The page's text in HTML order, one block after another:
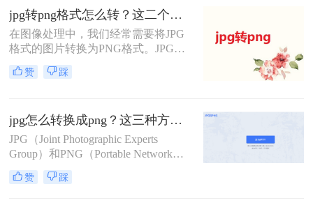
文将介绍三种将JPG转换成PNG格式
的方法，帮助您轻松实现格式转换。
jpg转png格式怎么转？这二个简单方法教会你！
​在图像处理中，我们经常需要将JPG
格式的图片转换为PNG格式。JPG是
一种有损压缩格式，而PNG是无损压
缩格式，能够更好地保留图像的细
JPG到PNG的转换。那么jpg转png格
式怎么转呢？下面将为您介绍两种常
用的方法。
赞 踩
jpg怎么转换成png？这三种方法学起来！
JPG（Joint Photographic Experts
Group）和PNG（Portable Network
Graphics）是常见的图像文件格式。
尽管它们在存储图像方面有所不同，
赞 踩